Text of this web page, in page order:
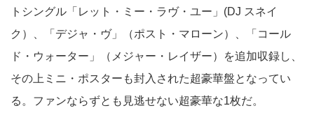
トシングル「レット・ミー・ラヴ・ユー」(DJ スネイ
ク）、「デジャ・ヴ」（ポスト・マローン）、「コール
ド・ウォーター」（メジャー・レイザー）を追加収録し、
その上ミニ・ポスターも封入された超豪華盤となってい
る。ファンならずとも見逃せない超豪華な1枚だ。